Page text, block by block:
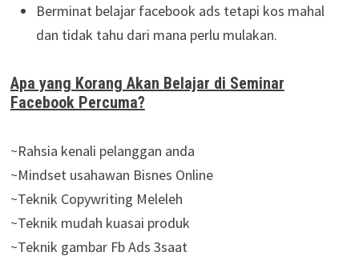
Berminat belajar facebook ads tetapi kos mahal
dan tidak tahu dari mana perlu mulakan.
Apa yang Korang Akan Belajar di Seminar
Facebook Percuma?
~Rahsia kenali pelanggan anda
~Mindset usahawan Bisnes Online
~Teknik Copywriting Meleleh
~Teknik mudah kuasai produk
~Teknik gambar Fb Ads 3saat